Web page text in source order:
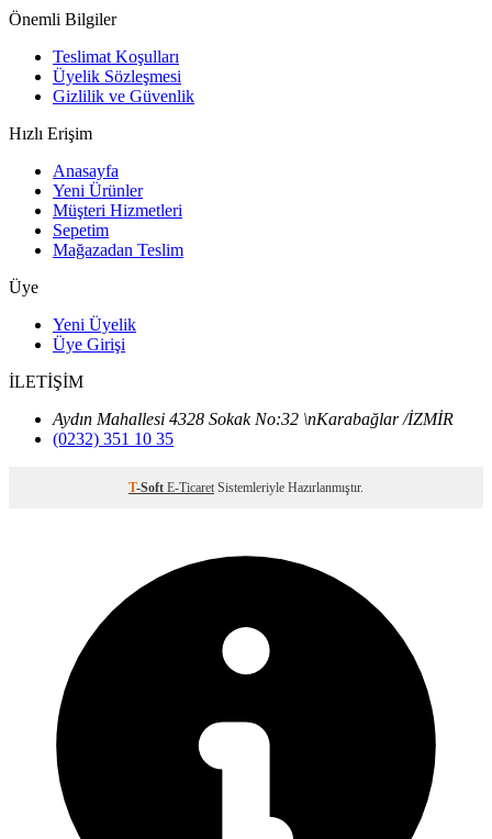
Önemli Bilgiler
Teslimat Koşulları
Üyelik Sözleşmesi
Gizlilik ve Güvenlik
Hızlı Erişim
Anasayfa
Yeni Ürünler
Müşteri Hizmetleri
Sepetim
Mağazadan Teslim
Üye
Yeni Üyelik
Üye Girişi
İLETİŞİM
Aydın Mahallesi 4328 Sokak No:32 \nKarabağlar /İZMİR
(0232) 351 10 35
T-Soft E-Ticaret Sistemleriyle Hazırlanmıştır.